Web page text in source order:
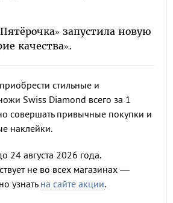
запустила новую
качества».
стильные и
Swiss Diamond всего за 1
совершать привычные покупки и
наклейки.
24 августа 2026 года.
не во всех магазинах —
узнать на сайте акции.